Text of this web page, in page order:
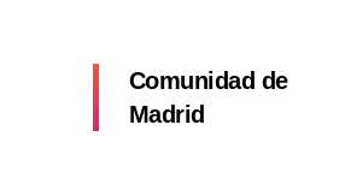
Comunidad de
Madrid